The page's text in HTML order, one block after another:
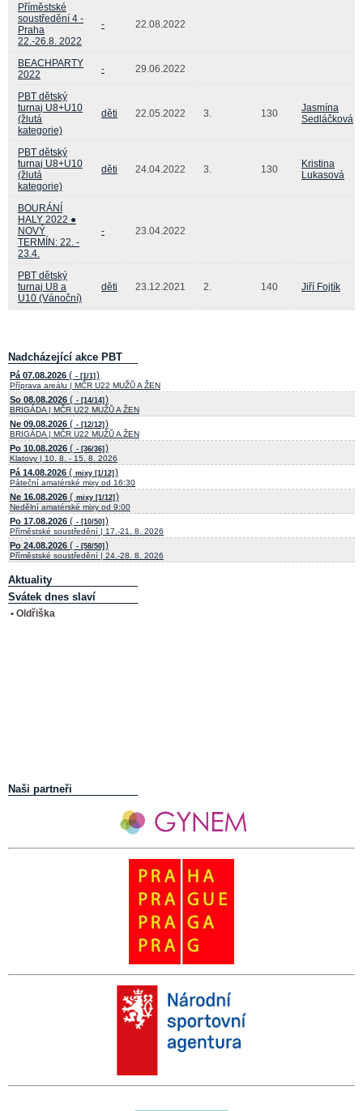
Příměstské
soustředění 4 -
Praha
22.-26.8. 2022
- 22.08.2022
BEACHPARTY
2022
- 29.06.2022
PBT dětský
turnaj U8+U10
(žlutá
kategorie)
děti 22.05.2022 3. 130
Jasmína
Sedláčková
PBT dětský
turnaj U8+U10
(žlutá
kategorie)
děti 24.04.2022 3. 130
Kristina
Lukasová
BOURÁNÍ
HALY 2022 ●
NOVÝ
TERMÍN: 22. -
23.4.
- 23.04.2022
PBT dětský
turnaj U8 a
U10 (Vánoční)
děti 23.12.2021 2. 140 Jiří Fojtík
Nadcházející akce PBT
Pá 07.08.2026 ( - [1/1] )
Příprava areálu | MČR U22 MUŽŮ A ŽEN
So 08.08.2026 ( - [14/14] )
BRIGÁDA | MČR U22 MUŽŮ A ŽEN
Ne 09.08.2026 ( - [12/12] )
BRIGÁDA | MČR U22 MUŽŮ A ŽEN
Po 10.08.2026 ( - [36/36] )
Klatovy | 10. 8. - 15. 8. 2026
Pá 14.08.2026 ( mixy [1/12] )
Páteční amatérské mixy od 16:30
Ne 16.08.2026 ( mixy [1/12] )
Nedělní amatérské mixy od 9:00
Po 17.08.2026 ( - [10/50] )
Příměstské soustředění | 17.-21. 8. 2026
Po 24.08.2026 ( - [58/50] )
Příměstské soustředění | 24.-28. 8. 2026
Aktuality
Svátek dnes slaví
• Oldřiška
Naši partneři